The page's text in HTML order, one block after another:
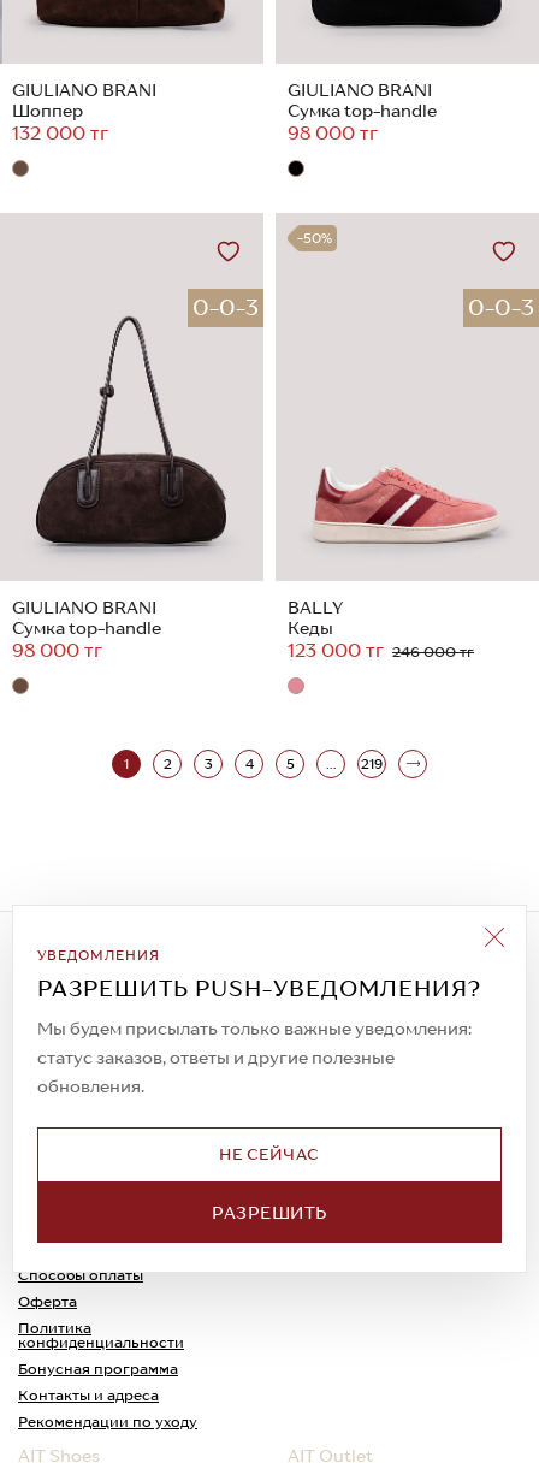
GIULIANO BRANI
Шоппер
132 000 тг
GIULIANO BRANI
Сумка top-handle
98 000 тг
0-0-3
GIULIANO BRANI
Сумка top-handle
98 000 тг
-50%
0-0-3
BALLY
Кеды
123 000 тг 246 000 тг
1 2 3 4 5 ... 219
УВЕДОМЛЕНИЯ
РАЗРЕШИТЬ PUSH-УВЕДОМЛЕНИЯ?
Мы будем присылать только важные уведомления:
статус заказов, ответы и другие полезные
обновления.
НЕ СЕЙЧАС
РАЗРЕШИТЬ
Подписаться на рассылку
Всегда будьте в курсе новых акций и
спецпредложений!
© 2023. AIT Shoes
Все права защищены
Доставка
Способы оплаты
Оферта
Политика
конфиденциальности
Обмен и возврат
Каспи-Ред
Бонусная программа
Контакты и адреса
Рекомендации по уходу
AIT Shoes AIT Outlet